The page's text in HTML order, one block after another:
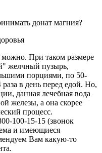
донат магния?
можно. При таком размере
желчный пузырь,
порциями, по 50-
в день перед едой. Но,
данная лечебная вода
железы, а она скорее
процесс.
100-15-15 (звонок
и имеющиеся
Вам какую-то